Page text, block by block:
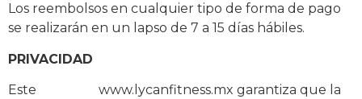
Los reembolsos en cualquier tipo de forma de pago
se realizarán en un lapso de 7 a 15 días hábiles.
PRIVACIDAD
Este
www.lycanfitness.mx garantiza que la